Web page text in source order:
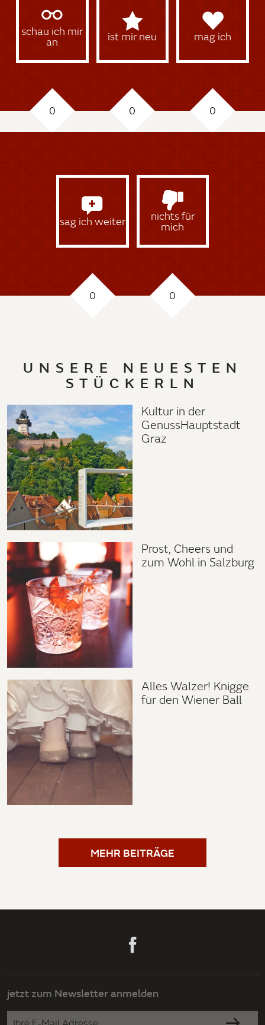
schau ich mir
an
0
ist mir neu
0
mag ich
0
sag ich weiter
0
nichts für
mich
0
UNSERE NEUESTEN
STÜCKERLN
Kultur in der
GenussHauptstadt
Graz
Prost, Cheers und
zum Wohl in Salzburg
Alles Walzer! Knigge
für den Wiener Ball
MEHR BEITRÄGE
jetzt zum Newsletter anmelden